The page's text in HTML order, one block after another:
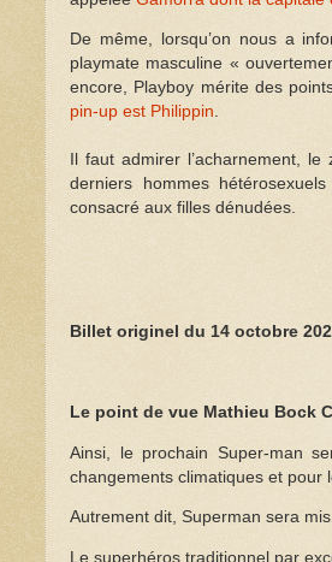
De même, lorsqu’on nous a
playmate masculine «
encore, Playboy mérite des
pin-up est Philippin.
Il faut admirer l’acharnement,
derniers hommes
consacré aux filles dénudées.
Billet originel du 14 octobre
Le point de vue Mathieu Bock
Ainsi, le prochain Super-man
changements climatiques et pour
Autrement dit, Superman sera
Le superhéros traditionnel par